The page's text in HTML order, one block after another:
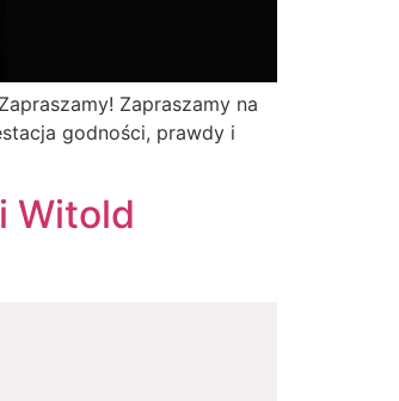
Zapraszamy na
godności, prawdy i
Witold